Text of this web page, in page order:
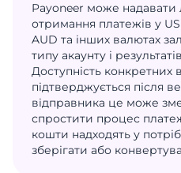
Payoneer може надавати
отримання платежів у
AUD та інших валютах
типу акаунту і
Доступність конкретних
підтверджується після
відправника це може
спростити процес
кошти надходять у
зберігати або